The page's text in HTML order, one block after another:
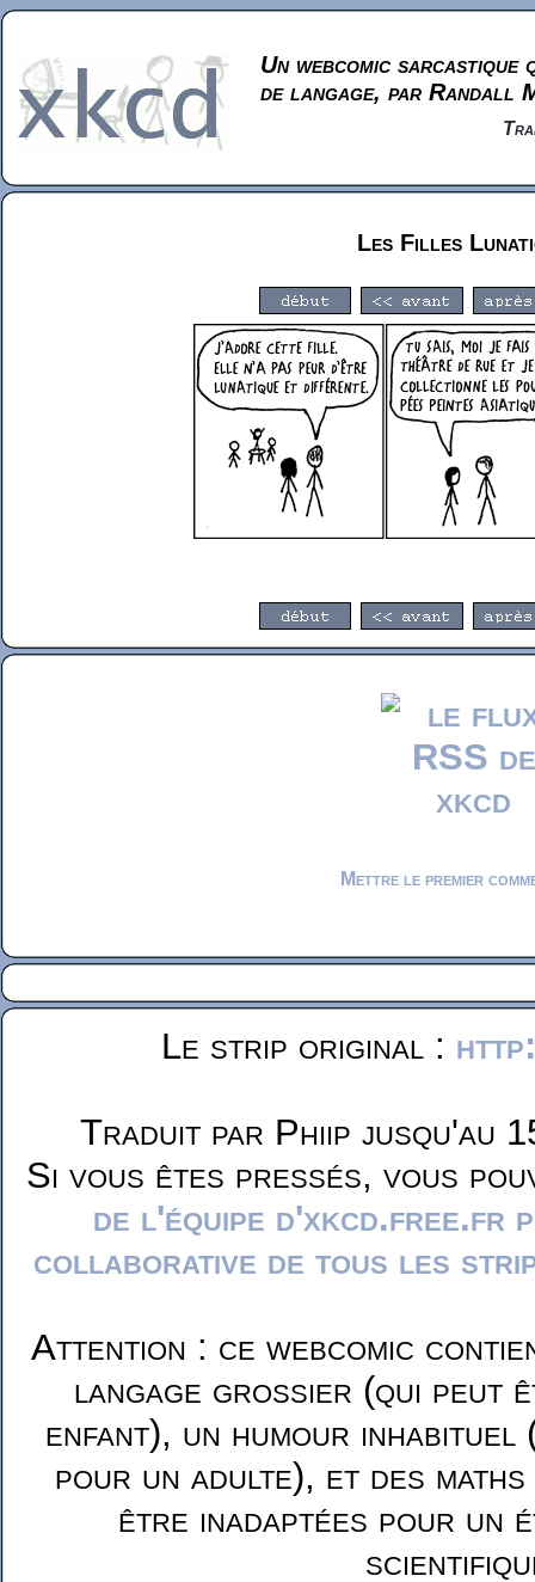
Un webcomic sarcastique
de langage, par Randall
Les Filles
Mettre le premier
Le strip original :
Traduit par Phiip jusqu'au
Si vous êtes pressés, vous
de l'équipe d'xkcd.free.fr
collaborative de tous les
Attention : ce webcomic
langage grossier (qui peut
enfant), un humour inhabituel
pour un adulte), et des maths
être inadaptées pour un